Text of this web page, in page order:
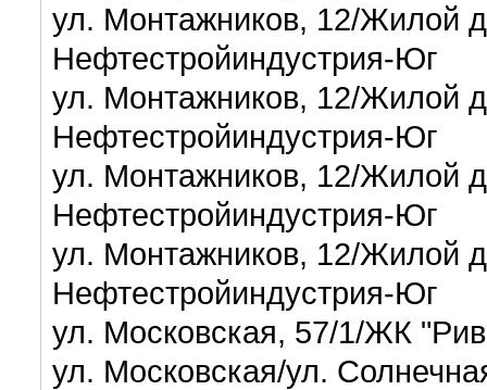
ул. Монтажников, 12/Жилой
Нефтестройиндустрия-Юг
ул. Монтажников, 12/Жилой
Нефтестройиндустрия-Юг
ул. Монтажников, 12/Жилой
Нефтестройиндустрия-Юг
ул. Монтажников, 12/Жилой
Нефтестройиндустрия-Юг
ул. Московская, 57/1/ЖК
ул. Московская/ул.